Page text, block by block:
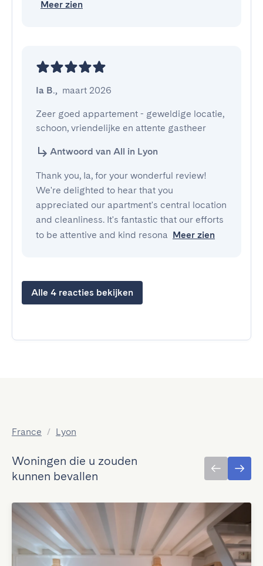
Meer zien
Ia B., maart 2026
Zeer goed appartement - geweldige locatie,
schoon, vriendelijke en attente gastheer
Antwoord van All in Lyon
Thank you, Ia, for your wonderful review!
We're delighted to hear that you
appreciated our apartment's central location
and cleanliness. It's fantastic that our efforts
to be attentive and kind resona Meer zien
Alle 4 reacties bekijken
France / Lyon
Woningen die u zouden
kunnen bevallen